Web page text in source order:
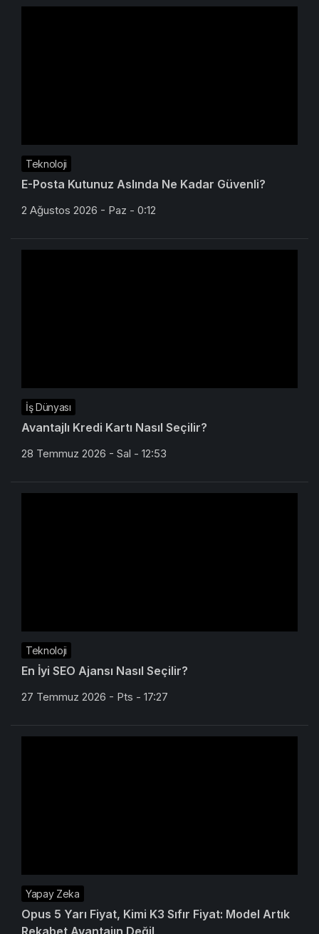
Teknoloji
E-Posta Kutunuz Aslında Ne Kadar Güvenli?
2 Ağustos 2026 - Paz - 0:12
İş Dünyası
Avantajlı Kredi Kartı Nasıl Seçilir?
28 Temmuz 2026 - Sal - 12:53
Teknoloji
En İyi SEO Ajansı Nasıl Seçilir?
27 Temmuz 2026 - Pts - 17:27
Yapay Zeka
Opus 5 Yarı Fiyat, Kimi K3 Sıfır Fiyat: Model Artık
Rekabet Avantajın Değil